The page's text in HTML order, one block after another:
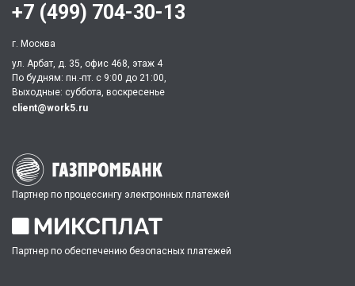
Партнер по процессингу электронных платежей
Партнер по обеспечению безопасных платежей
+7 (499) 704-30-13
г. Москва
ул. Арбат, д. 35, офис 468, этаж 4
По будням: пн.-пт. c 9:00 до 21:00,
Выходные: суббота, воскресенье
client@work5.ru